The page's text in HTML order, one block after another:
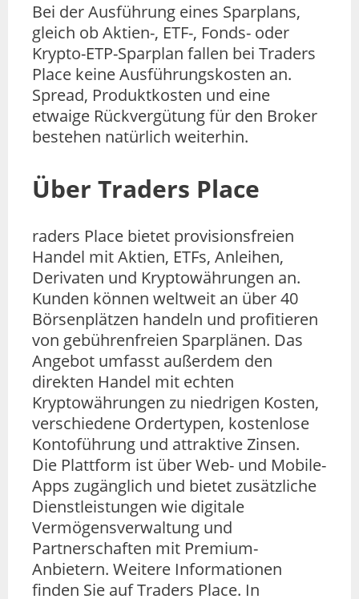
Bei der Ausführung eines Sparplans,
gleich ob Aktien-, ETF-, Fonds- oder
Krypto-ETP-Sparplan fallen bei Traders
Place keine Ausführungskosten an.
Spread, Produktkosten und eine
etwaige Rückvergütung für den Broker
bestehen natürlich weiterhin.
Über Traders Place
raders Place bietet provisionsfreien
Handel mit Aktien, ETFs, Anleihen,
Derivaten und Kryptowährungen an.
Kunden können weltweit an über 40
Börsenplätzen handeln und profitieren
von gebührenfreien Sparplänen. Das
Angebot umfasst außerdem den
direkten Handel mit echten
Kryptowährungen zu niedrigen Kosten,
verschiedene Ordertypen, kostenlose
Kontoführung und attraktive Zinsen.
Die Plattform ist über Web- und Mobile-
Apps zugänglich und bietet zusätzliche
Dienstleistungen wie digitale
Vermögensverwaltung und
Partnerschaften mit Premium-
Anbietern. Weitere Informationen
finden Sie auf Traders Place. In